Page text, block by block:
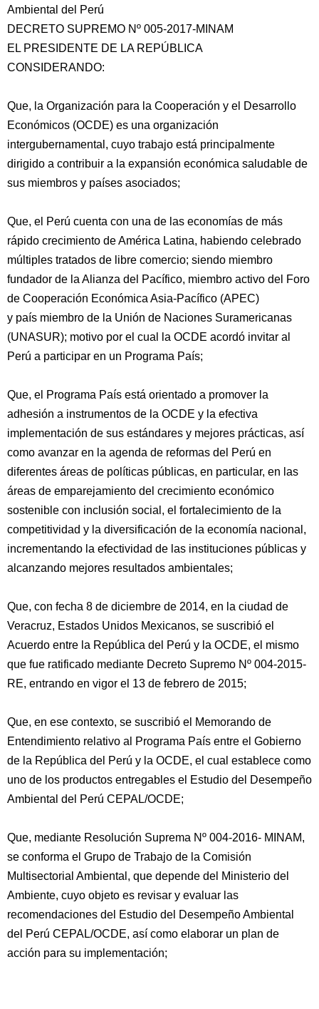
Ambiental del Perú
DECRETO SUPREMO Nº 005-2017-MINAM
EL PRESIDENTE DE LA REPÚBLICA
CONSIDERANDO:
Que, la Organización para la Cooperación y el Desarrollo
Económicos (OCDE) es una organización
intergubernamental, cuyo trabajo está principalmente
dirigido a contribuir a la expansión económica saludable de
sus miembros y países asociados;
Que, el Perú cuenta con una de las economías de más
rápido crecimiento deAmérica Latina, habiendo celebrado
múltiples tratados de libre comercio; siendo miembro
fundador de la Alianza del Pacífico, miembro activo del Foro
de Cooperación Económica Asia-Pacífico (APEC)
y país miembro de la Unión de Naciones Suramericanas
(UNASUR); motivo por el cual la OCDE acordó invitar al
Perú a participar en un Programa País;
Que, el Programa País está orientado a promover la
adhesión a instrumentos de la OCDE y la efectiva
implementación de sus estándares y mejores prácticas, así
como avanzar en la agenda de reformas del Perú en
diferentes áreas de políticas públicas, en particular, en las
áreas de emparejamiento del crecimiento económico
sostenible con inclusión social, el fortalecimiento de la
competitividad y la diversificación de la economía nacional,
incrementando la efectividad de las instituciones públicas y
alcanzando mejores resultados ambientales;
Que, con fecha 8 de diciembre de 2014, en la ciudad de
Veracruz, Estados Unidos Mexicanos, se suscribió el
Acuerdo entre la República del Perú y la OCDE, el mismo
que fue ratificado mediante Decreto Supremo Nº 004-2015-
RE, entrando en vigor el 13 de febrero de 2015;
Que, en ese contexto, se suscribió el Memorando de
Entendimiento relativo al Programa País entre el Gobierno
de la República del Perú y la OCDE, el cual establece como
uno de los productos entregables el Estudio del Desempeño
Ambiental del Perú CEPAL/OCDE;
Que, mediante Resolución Suprema Nº 004-2016- MINAM,
se conforma el Grupo de Trabajo de la Comisión
Multisectorial Ambiental, que depende del Ministerio del
Ambiente, cuyo objeto es revisar y evaluar las
recomendaciones del Estudio del Desempeño Ambiental
del Perú CEPAL/OCDE, así como elaborar un plan de
acción para su implementación;